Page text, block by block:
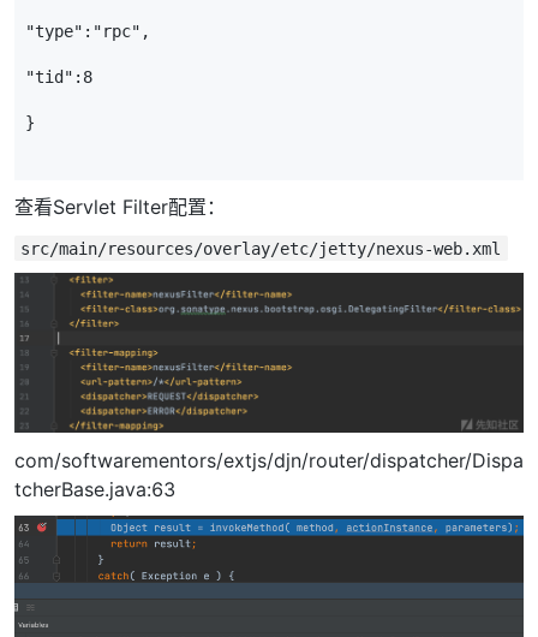
"type" : "rpc" ,
"tid" : 8
}
查看Servlet Filter配置：
src/main/resources/overlay/etc/jetty/nexus-web.xml
com/softwarementors/extjs/djn/router/dispatcher/Dispa
tcherBase.java:63